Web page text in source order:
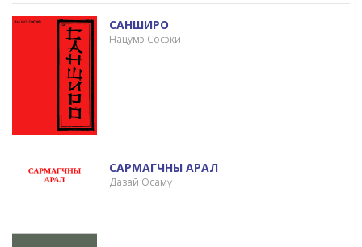
САНШИРО
Нацумэ Сосэки
САРМАГЧНЫ АРАЛ
Дазай Осамү